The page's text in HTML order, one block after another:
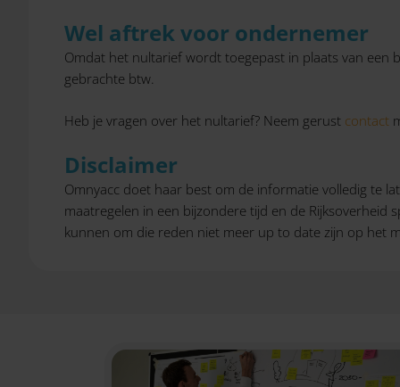
Wel aftrek voor ondernemer
Omdat het nultarief wordt toegepast in plaats van een
gebrachte btw.
Heb je vragen over het nultarief? Neem gerust contact
Disclaimer
Omnyacc doet haar best om de informatie volledig te
maatregelen in een bijzondere tijd en de Rijksoverheid
kunnen om die reden niet meer up to date zijn op het